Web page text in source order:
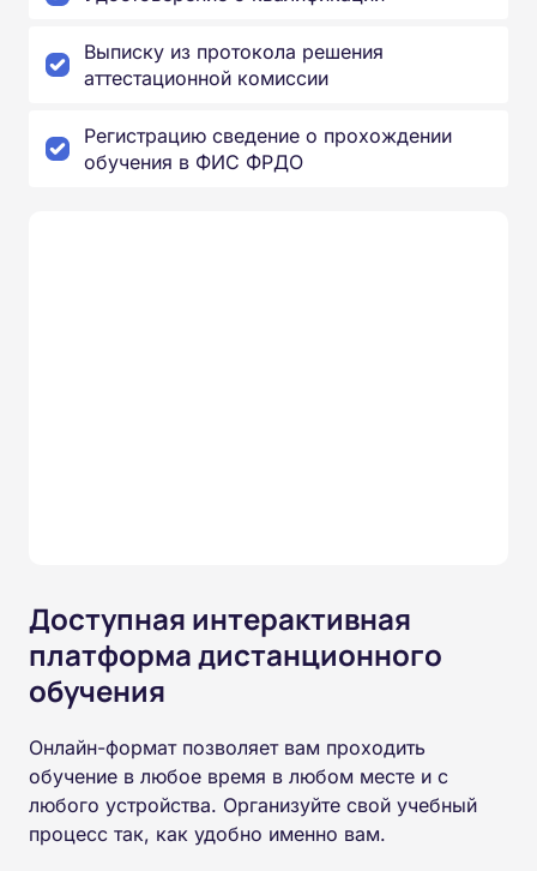
Выписку из протокола решения
аттестационной комиссии
Регистрацию сведение о прохождении
обучения в ФИС ФРДО
Доступная интерактивная
платформа дистанционного
обучения
Онлайн-формат позволяет вам проходить
обучение в любое время в любом месте и с
любого устройства. Организуйте свой учебный
процесс так, как удобно именно вам.